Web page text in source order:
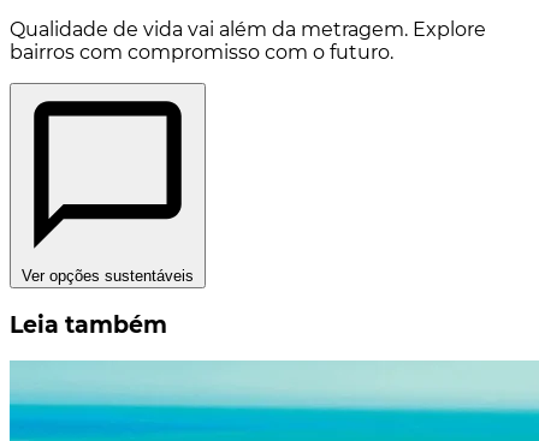
Qualidade de vida vai além da metragem. Explore
bairros com compromisso com o futuro.
Ver opções sustentáveis
Leia também